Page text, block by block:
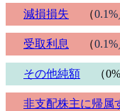
減損損失 （
受取利息 （
その他純額 （
非支配株主に帰属